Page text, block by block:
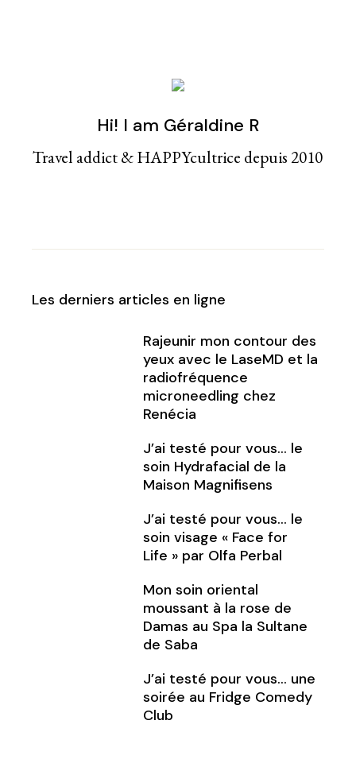
Hi! I am Géraldine R
Travel addict & HAPPYcultrice depuis 2010
Les derniers articles en ligne
Rajeunir mon contour des
yeux avec le LaseMD et la
radiofréquence
microneedling chez
Renécia
J’ai testé pour vous… le
soin Hydrafacial de la
Maison Magnifisens
J’ai testé pour vous… le
soin visage « Face for
Life » par Olfa Perbal
Mon soin oriental
moussant à la rose de
Damas au Spa la Sultane
de Saba
J’ai testé pour vous… une
soirée au Fridge Comedy
Club